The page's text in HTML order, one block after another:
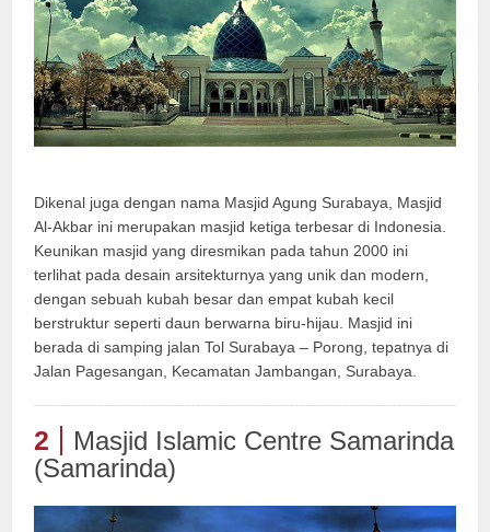
Dikenal juga dengan nama Masjid Agung Surabaya, Masjid
Al-Akbar ini merupakan masjid ketiga terbesar di Indonesia.
Keunikan masjid yang diresmikan pada tahun 2000 ini
terlihat pada desain arsitekturnya yang unik dan modern,
dengan sebuah kubah besar dan empat kubah kecil
berstruktur seperti daun berwarna biru-hijau. Masjid ini
berada di samping jalan Tol Surabaya – Porong, tepatnya di
Jalan Pagesangan, Kecamatan Jambangan, Surabaya.
2
Masjid Islamic Centre Samarinda
(Samarinda)